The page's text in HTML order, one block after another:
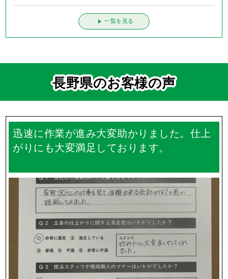
一覧を見る
長野県のお客様の声
迅速に作業が進み大変助かりました。仕上
がりにも大変満足しております。